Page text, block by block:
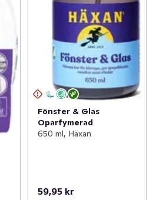
Fönster & Glas
Oparfymerad
650 ml, Häxan
59,95 kr